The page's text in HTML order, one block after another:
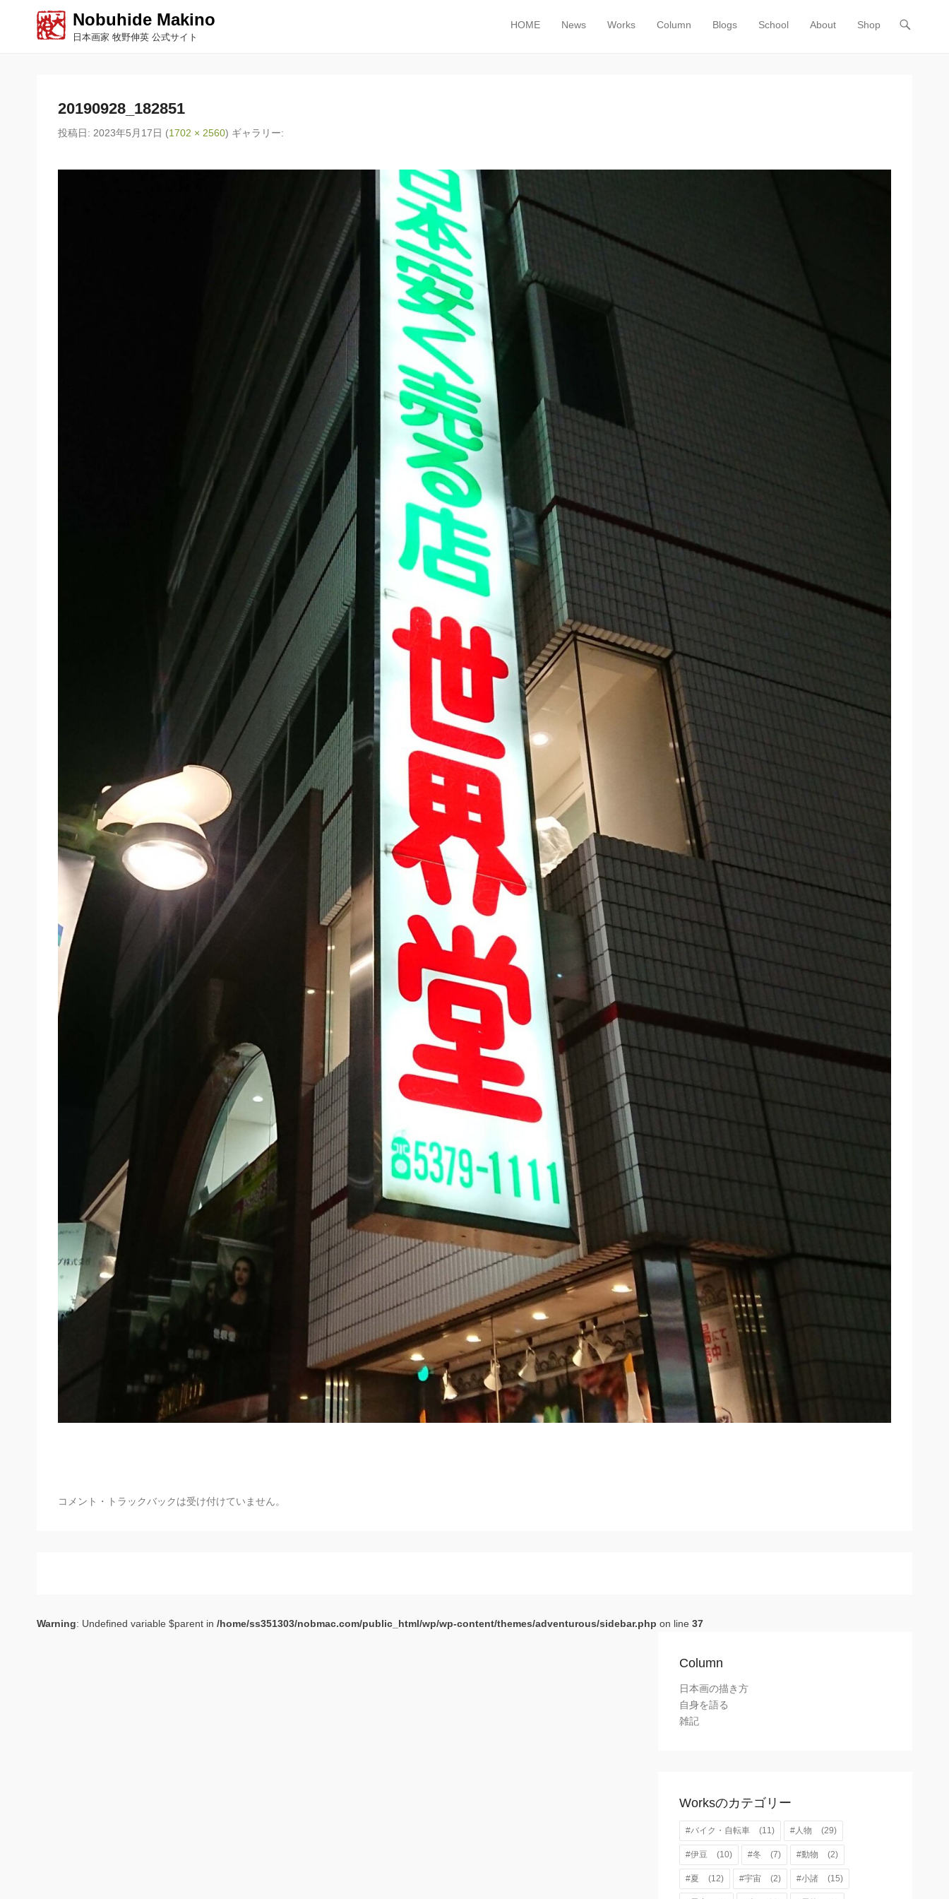
Nobuhide Makino
日本画家 牧野伸英 公式サイト
メインメニュー
コンテンツへスキップ
HOME News Works Column Blogs School About Shop
20190928_182851
投稿日: 2023年5月17日 (1702 × 2560) ギャラリー:
コメント・トラックバックは受け付けていません。
Warning: Undefined variable $parent in /home/ss351303/nobmac.com/public_html/wp/wp-content/themes/adventurous/sidebar.php on line 37
Column
日本画の描き方
自身を語る
雑記
Worksのカテゴリー
#バイク・自転車 (11) #人物 (29)
#伊豆 (10) #冬 (7) #動物 (2)
#夏 (12) #宇宙 (2) #小諸 (15)